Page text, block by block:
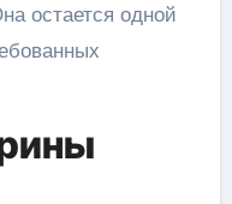
остается одной